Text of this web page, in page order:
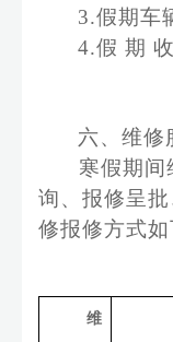
3.假期车
4.假 期
六、维修
寒假期间
询、 报修呈
修报修方式如
维